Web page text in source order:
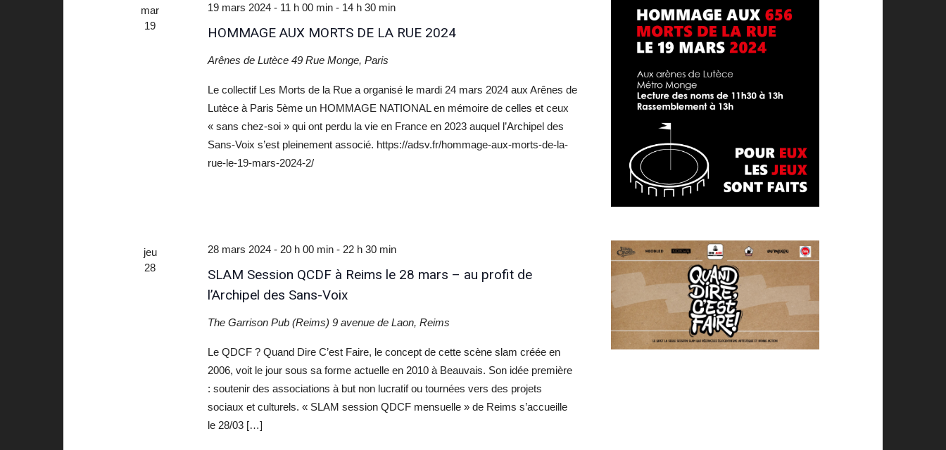
mar
19
HOMMAGE AUX MORTS DE LA RUE 2024
19 mars 2024 - 11 h 00 min- 14 h 30 min
Arênes de Lutèce 49 Rue Monge, Paris
Le collectif Les Morts de la Rue a organisé le mardi 24 mars 2024 aux Arênes de
Lutèce à Paris 5ème un HOMMAGE NATIONAL en mémoire de celles et ceux
« sans chez-soi » qui ont perdu la vie en France en 2023 auquel l’Archipel des
Sans-Voix s’est pleinement associé. https://adsv.fr/hommage-aux-morts-de-la-
rue-le-19-mars-2024-2/
jeu
28
SLAM Session QCDF à Reims le 28 mars – au profit de
l’Archipel des Sans-Voix
28 mars 2024 - 20 h 00 min- 22 h 30 min
The Garrison Pub (Reims) 9 avenue de Laon, Reims
Le QDCF ? Quand Dire C’est Faire, le concept de cette scène slam créée en
2006, voit le jour sous sa forme actuelle en 2010 à Beauvais. Son idée première
: soutenir des associations à but non lucratif ou tournées vers des projets
sociaux et culturels. « SLAM session QDCF mensuelle » de Reims s’accueille
le 28/03 […]